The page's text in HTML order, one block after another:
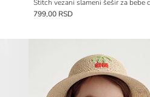
799,00 RSD